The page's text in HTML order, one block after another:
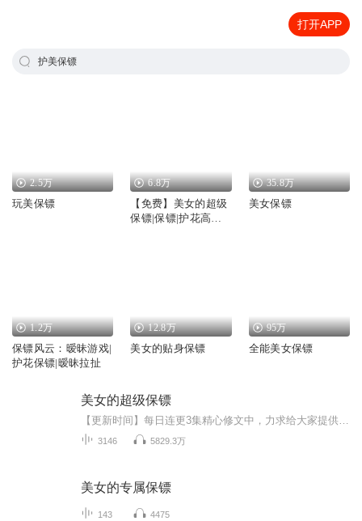
打开APP
护美保镖
2.5万
玩美保镖
6.8万
【免费】美女的超级
保镖|保镖|护花高手|
35.8万
美女保镖
1.2万
保镖风云：暧昧游戏|
护花保镖|暧昧拉扯
12.8万
美女的贴身保镖
95万
全能美女保镖
美女的超级保镖
3146 5829.3万
美女的专属保镖
143 4475